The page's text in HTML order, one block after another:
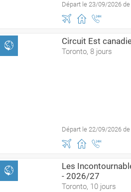
Départ le 23/09/2026 de
Circuit Est
Toronto, 8 jours
Départ le 22/09/2026 de
Les
- 2026/27
Toronto, 10 jours